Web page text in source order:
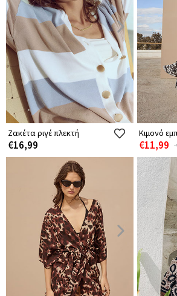
Ζακέτα ριγέ πλεκτή
€16,99
Κιμονό
€11,99